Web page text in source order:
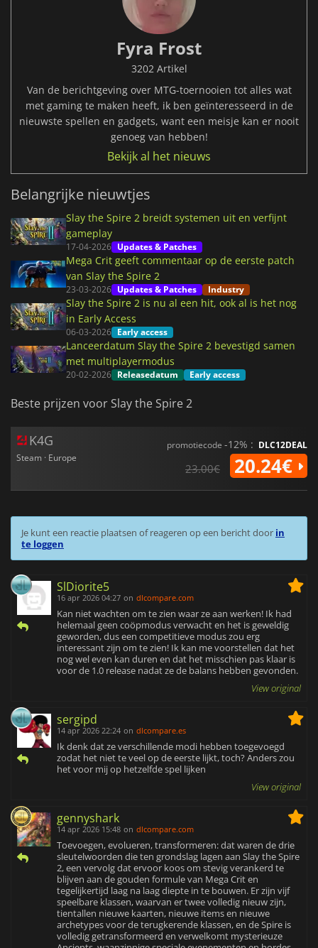
Fyra Frost
3202 Artikel
Van de berichtgeving over MTG-toernooien tot alles wat
met gaming te maken heeft, ik ben geïnteresseerd in de
nieuwste spellen en gadgets, want een meisje kan er nooit
genoeg van hebben!
Bekijk al het nieuws
Belangrijke nieuwtjes
Slay the Spire 2 breidt systemen uit en verfijnt
gameplay
17-04-2026 Updates & Patches
Mega Crit geeft commentaar op de eerste patch
van Slay the Spire 2
23-03-2026 Updates & Patches Industry
Slay the Spire 2 is nu al een hit, ook al is het nog
in Early Access
06-03-2026 Early access
Lanceerdatum Slay the Spire 2 bevestigd samen
met multiplayermodus
20-02-2026 Releasedatum Early access
Beste prijzen voor Slay the Spire 2
K4G
Steam · Europe
promotiecode -12% : DLC12DEAL
23.00€ 20.24€
Je kunt een reactie plaatsen of reageren op een bericht door in
te loggen
SlDiorite5
16 apr 2026 04:27 on dlcompare.com
Kan niet wachten om te zien waar ze aan werken! Ik had
helemaal geen coöpmodus verwacht en het is geweldig
geworden, dus een competitieve modus zou erg
interessant zijn om te zien! Ik kan me voorstellen dat het
nog wel even kan duren en dat het misschien pas klaar is
voor de 1.0 release nadat ze de balans hebben gevonden.
View original
sergipd
14 apr 2026 22:24 on dlcompare.es
Ik denk dat ze verschillende modi hebben toegevoegd
zodat het niet te veel op de eerste lijkt, toch? Anders zou
het voor mij op hetzelfde spel lijken
View original
gennyshark
14 apr 2026 15:48 on dlcompare.com
Toevoegen, evolueren, transformeren: dat waren de drie
sleutelwoorden die ten grondslag lagen aan Slay the Spire
2, een vervolg dat ervoor koos om stevig verankerd te
blijven aan de gouden formule van Mega Crit en
tegelijkertijd laag na laag diepte in te bouwen. Er zijn vijf
speelbare klassen, waarvan er twee volledig nieuw zijn,
tientallen nieuwe kaarten, nieuwe items en nieuwe
archetypes voor de terugkerende klassen, en de Spire is
volledig getransformeerd en verwelkomt mysterieuze